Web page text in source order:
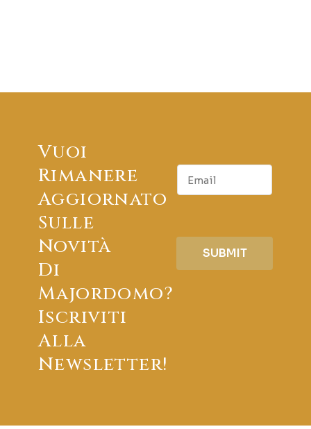
Vuoi
Rimanere
Aggiornato
Sulle
Novità
Di
Majordomo?
Iscriviti
Alla
Newsletter!
E
a
SUBMIT